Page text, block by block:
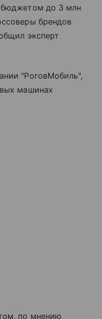
до 3 млн
брендов
эксперт
"РоговМобиль",
машинах
по мнению